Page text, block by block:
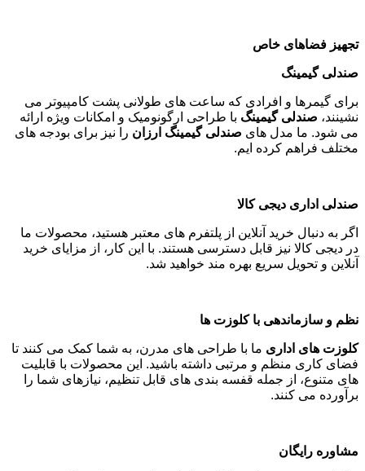
تجهیز فضاهای خاص
صندلی گیمینگ
برای گیمرها و افرادی که ساعت های طولانی پشت کامپیوتر می
نشینند، صندلی گیمینگ با طراحی ارگونومیک و امکانات ویژه ارائه
می شود. ما مدل های صندلی گیمینگ ارزان را نیز برای بودجه های
مختلف فراهم کرده ایم.
صندلی اداری دیجی کالا
اگر به دنبال خرید آنلاین از پلتفرم های معتبر هستید، محصولات ما
در دیجی کالا نیز قابل دسترسی هستند. با این کار، از مزایای خرید
آنلاین و تحویل سریع بهره مند خواهید شد.
نظم و سازماندهی با کلوزت ها
کلوزت های اداری ما با طراحی های مدرن، به شما کمک می کنند تا
فضای کاری منظم و مرتبی داشته باشید. این محصولات با قابلیت
های متنوع، از جمله قفسه بندی های قابل تنظیم، نیازهای شما را
برآورده می کنند.
مشاوره رایگان